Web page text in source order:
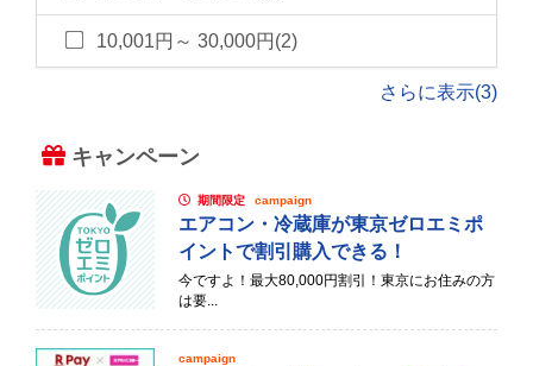
10,001円～ 30,000円(2)
さらに表示(3)
キャンペーン
期間限定 campaign
エアコン・冷蔵庫が東京ゼロエミポ
イントで割引購入できる！
今ですよ！最大80,000円割引！東京にお住みの方
は要...
campaign